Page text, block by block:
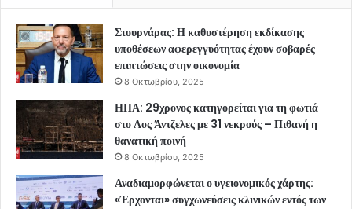
Στουρνάρας: Η καθυστέρηση εκδίκασης
υποθέσεων αφερεγγυότητας έχουν σοβαρές
επιπτώσεις στην οικονομία
8 Οκτωβρίου, 2025
ΗΠΑ: 29χρονος κατηγορείται για τη φωτιά
στο Λος Άντζελες με 31 νεκρούς – Πιθανή η
θανατική ποινή
8 Οκτωβρίου, 2025
Αναδιαμορφώνεται ο υγειονομικός χάρτης:
«Έρχονται» συγχωνεύσεις κλινικών εντός των